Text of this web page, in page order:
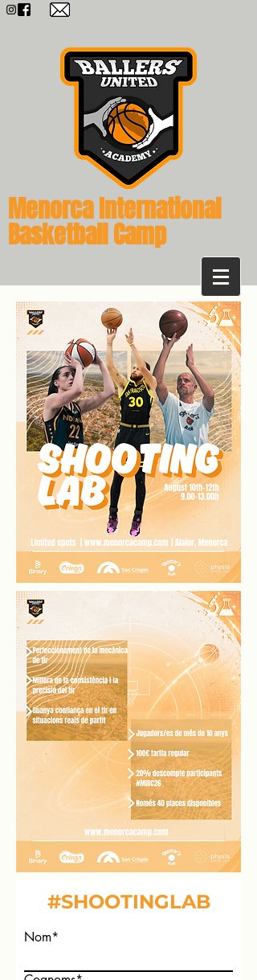
Menorca International
Basketball Camp
#SHOOTINGLAB
Nom*